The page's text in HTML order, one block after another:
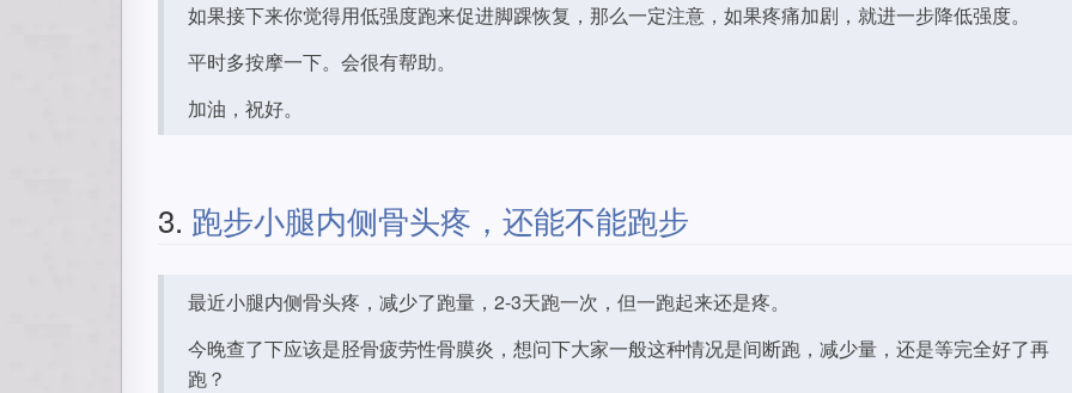
如果接下来你觉得用低强度跑来促进脚踝恢复，那么一定注意，如果疼痛加剧，就进一步降低强度。
平时多按摩一下。会很有帮助。
加油，祝好。
3. 跑步小腿内侧骨头疼，还能不能跑步
最近小腿内侧骨头疼，减少了跑量，2-3天跑一次，但一跑起来还是疼。
今晚查了下应该是胫骨疲劳性骨膜炎，想问下大家一般这种情况是间断跑，减少量，还是等完全好了再
跑？